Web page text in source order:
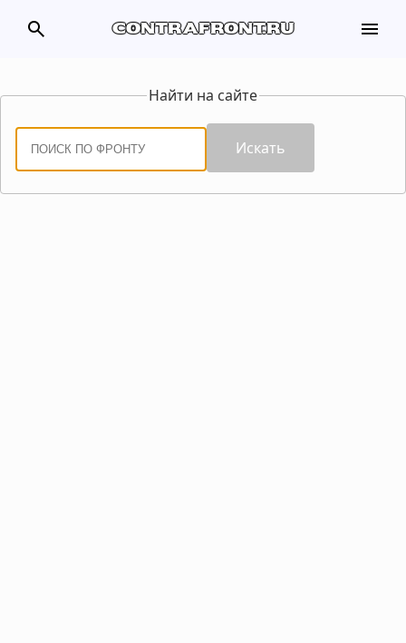
search contrafront.ru menu
Найти на сайте
Искать